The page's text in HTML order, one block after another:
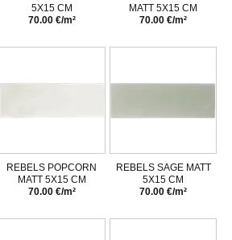
5X15 CM
70.00 €/m²
MATT 5X15 CM
70.00 €/m²
REBELS POPCORN
MATT 5X15 CM
70.00 €/m²
REBELS SAGE MATT
5X15 CM
70.00 €/m²